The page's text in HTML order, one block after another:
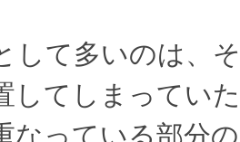
して多いのは、
してしまってい
なっている部分